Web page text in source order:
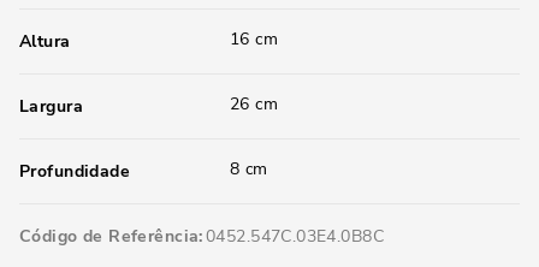
Altura 16 cm
Largura 26 cm
Profundidade 8 cm
Código de Referência 0452.547C.03E4.0B8C